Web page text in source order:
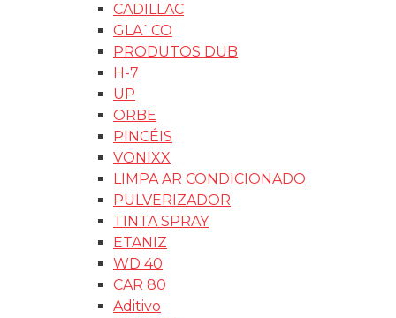
CADILLAC
GLA`CO
PRODUTOS DUB
H-7
UP
ORBE
PINCÉIS
VONIXX
LIMPA AR CONDICIONADO
PULVERIZADOR
TINTA SPRAY
ETANIZ
WD 40
CAR 80
Aditivo